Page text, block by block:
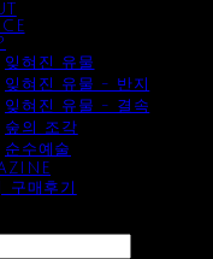
잊혀진 유물
잊혀진 유물 - 반지
잊혀진 유물 - 결속
숲의 조각
순수예술
구매후기